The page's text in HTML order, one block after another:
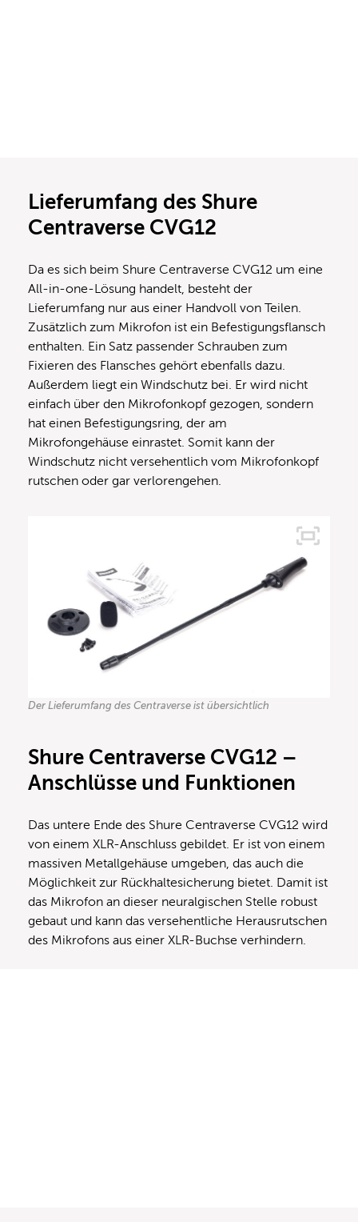
Lieferumfang des Shure
Centraverse CVG12
Da es sich beim Shure Centraverse CVG12 um eine
All-in-one-Lösung handelt, besteht der
Lieferumfang nur aus einer Handvoll von Teilen.
Zusätzlich zum Mikrofon ist ein Befestigungsflansch
enthalten. Ein Satz passender Schrauben zum
Fixieren des Flansches gehört ebenfalls dazu.
Außerdem liegt ein Windschutz bei. Er wird nicht
einfach über den Mikrofonkopf gezogen, sondern
hat einen Befestigungsring, der am
Mikrofongehäuse einrastet. Somit kann der
Windschutz nicht versehentlich vom Mikrofonkopf
rutschen oder gar verlorengehen.
Der Lieferumfang des Centraverse ist übersichtlich
Shure Centraverse CVG12 –
Anschlüsse und Funktionen
Das untere Ende des Shure Centraverse CVG12 wird
von einem XLR-Anschluss gebildet. Er ist von einem
massiven Metallgehäuse umgeben, das auch die
Möglichkeit zur Rückhaltesicherung bietet. Damit ist
das Mikrofon an dieser neuralgischen Stelle robust
gebaut und kann das versehentliche Herausrutschen
des Mikrofons aus einer XLR-Buchse verhindern.